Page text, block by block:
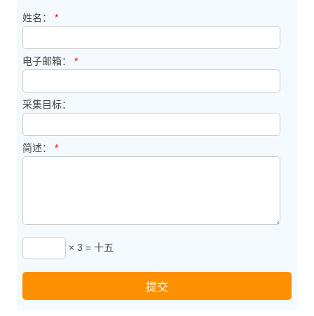
姓名： *
电子邮箱： *
采集目标：
简述： *
× 3 = 十五